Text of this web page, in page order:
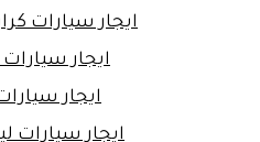
ايجار سيارات
ايجار سيارات
ايجار
ايجار سيارات